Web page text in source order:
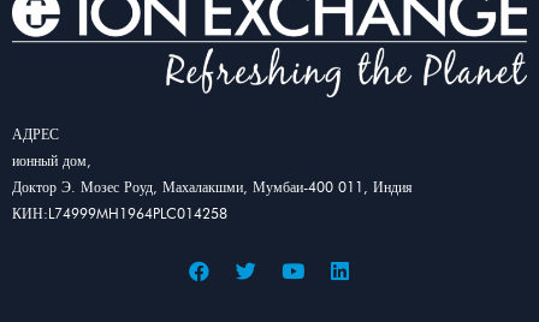
АДРЕС
ионный дом,
Доктор Э. Мозес Роуд, Махалакшми, Мумбаи-400 011, Индия
КИН:L74999MH1964PLC014258